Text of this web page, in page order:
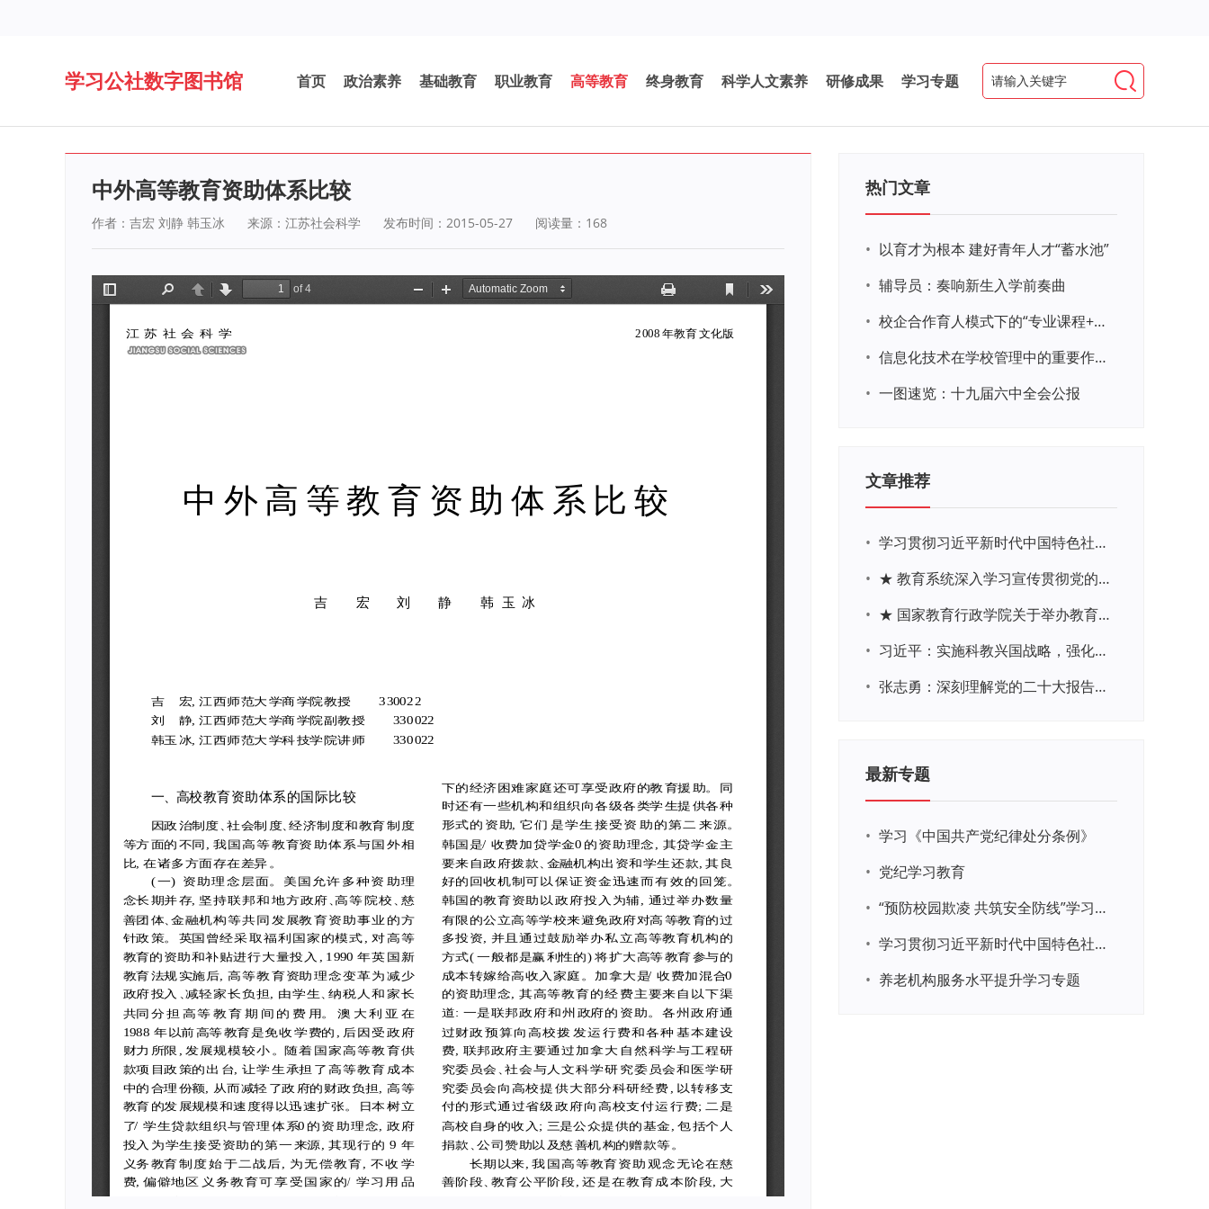
学习公社数字图书馆 首页 政治素养 基础教育 职业教育 高等教育 终身教育 科学人文素养 研修成果 学习专题
中外高等教育资助体系比较
作者：吉宏 刘静 韩玉冰 来源：江苏社会科学 发布时间：2015-05-27 阅读量： 168
热门文章
• 以育才为根本 建好青年人才“蓄水池”
• 辅导员：奏响新生入学前奏曲
•
校企合作育人模式下的“专业课程+思政教育+党建活动”交叉融合的课程思政教学探索与实践
•
信息化技术在学校管理中的重要作用 ——以贵州省威宁民族中学和校园使用等为例
• 一图速览：十九届六中全会公报
文章推荐
•
学习贯彻习近平新时代中国特色社会主义思想主题教育网络培训
•
★ 教育系统深入学习宣传贯彻党的二十大精神学习专题
•
★ 国家教育行政学院关于举办教育系统深入学习宣传贯彻党的二十大精神专题网络培训的通知
•
习近平：实施科教兴国战略，强化现代化建设人才支撑
•
张志勇：深刻理解党的二十大报告关于教育的新思想、新战略、新要求
最新专题
• 学习《中国共产党纪律处分条例》
• 党纪学习教育
•
“预防校园欺凌 共筑安全防线”学习专题
•
学习贯彻习近平新时代中国特色社会主义思想主题教育
• 养老机构服务水平提升学习专题